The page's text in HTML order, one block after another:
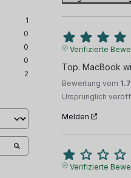
1
0
0
0
2
Verifizierte
Top. MacBook
Bewertung vom
Ursprünglich
Melden
Verifizierte